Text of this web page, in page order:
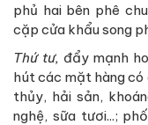
phủ hai bên phê
cặp cửa khẩu song
Thứ tư, đẩy mạnh
hút các mặt hàng có
thủy, hải sản,
nghệ, sữa tươi...;